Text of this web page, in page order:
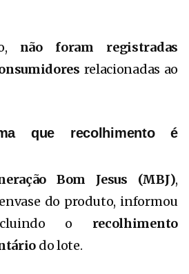
não foram registradas
relacionadas ao
que recolhimento é
Bom Jesus (MBJ),
do produto, informou
o recolhimento
do lote.